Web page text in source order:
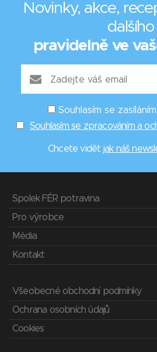
Novinky, akce,
dalšího
pravidelně ve
Souhlasím se
Souhlasím se zpracováním a
Chcete vidět jak náš
Spolek FÉR potravina
Pro výrobce
Média
Kontakt
Všeobecné obchodní podmínky
Ochrana osobních údajů
Cookies